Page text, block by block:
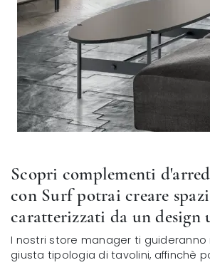
Scopri complementi
con Surf potrai creare spazi
caratterizzati da un design
I nostri store manager ti
giusta tipologia di tavolini, affinchè